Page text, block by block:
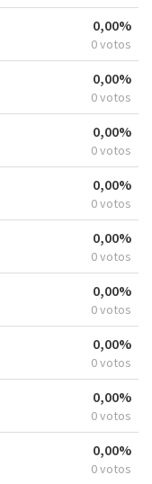
0,00%
0 votos
0,00%
0 votos
0,00%
0 votos
0,00%
0 votos
0,00%
0 votos
0,00%
0 votos
0,00%
0 votos
0,00%
0 votos
0,00%
0 votos